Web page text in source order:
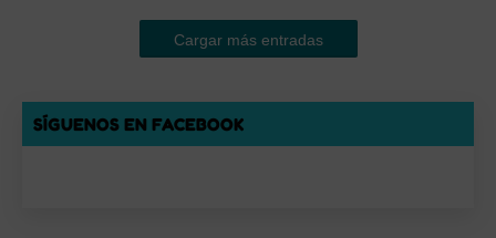
Cargar más entradas
SÍGUENOS EN FACEBOOK